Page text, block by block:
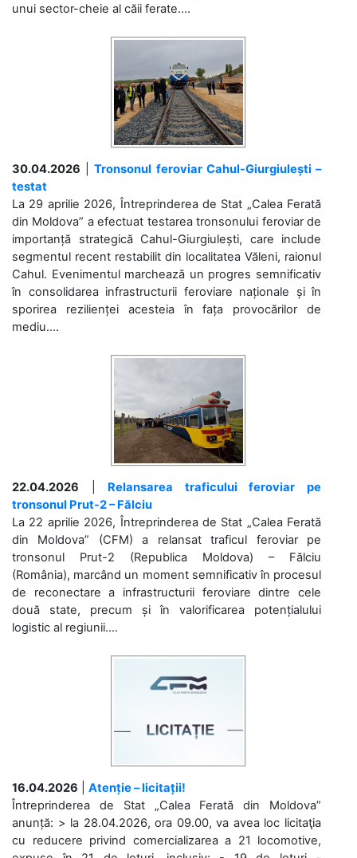
unui sector-cheie al căii ferate....
30.04.2026 |Tronsonul feroviar Cahul-Giurgiulești –
testat
La 29 aprilie 2026, Întreprinderea de Stat „Calea Ferată
din Moldova” a efectuat testarea tronsonului feroviar de
importanță strategică Cahul-Giurgiulești, care include
segmentul recent restabilit din localitatea Văleni, raionul
Cahul. Evenimentul marchează un progres semnificativ
în consolidarea infrastructurii feroviare naționale și în
sporirea rezilienței acesteia în fața provocărilor de
mediu....
22.04.2026
Relansarea traficului feroviar pe
tronsonul Prut-2 – Fălciu
La 22 aprilie 2026, Întreprinderea de Stat „Calea Ferată
din Moldova” (CFM) a relansat traficul feroviar pe
tronsonul Prut-2 (Republica Moldova) – Fălciu
(România), marcând un moment semnificativ în procesul
de reconectare a infrastructurii feroviare dintre cele
două state, precum și în valorificarea potențialului
logistic al regiunii....
16.04.2026
Atenție – licitații!
Întreprinderea de Stat „Calea Ferată din Moldova”
anunță: > la 28.04.2026, ora 09.00, va avea loc licitaţia
cu reducere privind comercializarea a 21 locomotive,